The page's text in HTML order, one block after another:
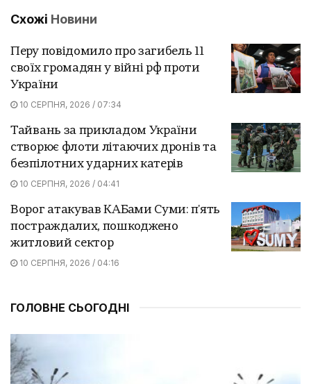
Схожі Новини
Перу повідомило про загибель 11
своїх громадян у війні рф проти
України
10 СЕРПНЯ, 2026 / 07:34
Тайвань за прикладом України
створює флоти літаючих дронів та
безпілотних ударних катерів
10 СЕРПНЯ, 2026 / 04:41
Ворог атакував КАБами Суми: п'ять
постраждалих, пошкоджено
житловий сектор
10 СЕРПНЯ, 2026 / 04:16
ГОЛОВНЕ СЬОГОДНІ